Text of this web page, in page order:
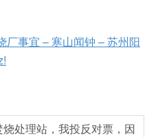
厂事宜 – 寒山闻钟 – 苏州阳
处理站，我投反对票，因